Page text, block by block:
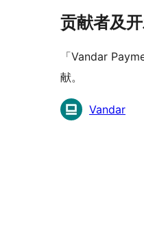
贡献者及
「Vandar
献。
贡
Vandar